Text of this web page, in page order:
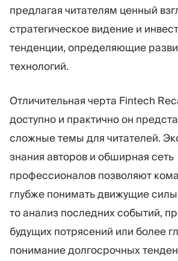
предлагая читателям ценный
стратегическое видение и
тенденции, определяющие
технологий.
Отличительная черта Fintech
доступно и практично он
сложные темы для читателей.
знания авторов и обширная сеть
профессионалов позволяют
глубже понимать движущие
то анализ последних событий,
будущих потрясений или более
понимание долгосрочных